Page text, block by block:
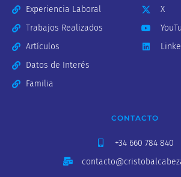
Experiencia Laboral
Trabajos Realizados
Artículos
Datos de Interés
Familia
X
CONTACTO
+34 660 784 840